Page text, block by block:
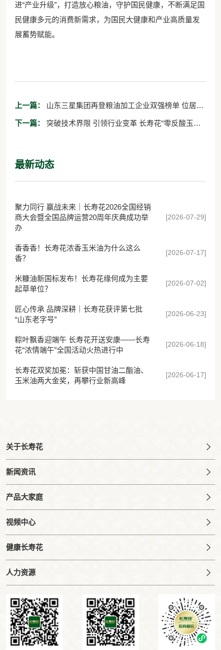
进“产业升级”，打造放心粮油，守护国民健康，不断满足国
民健康多元的消费新需求，为国民大健康和产业高质量发
展蓄势赋能。
上一篇：
米油加工企业“10强”首位
下一篇：
最新动态
聚力同行 赢战未来｜长寿花2026全国经销
商大会暨全国品牌运营20周年庆典成功举
办
[2026-07-29]
香香香！长寿花浓香玉米油为什么这么
香？
[2026-07-17]
米糠油新国标发布！长寿花缘何成为主要
起草单位？
[2026-07-02]
匠心传承 品牌深耕｜长寿花获评第七批
“山东老字号”
[2026-06-23]
粽叶飘香迎端午 长寿花开送安康——长寿
花“浓情端午”全国活动火热进行中
[2026-06-18]
长寿花双奖加冕：斩获中国甘油二酯油、
玉米油两大金奖，再攀行业新高峰
[2026-06-17]
关于长寿花
新闻资讯
产品大家庭
视频中心
健康长寿花
人力资源